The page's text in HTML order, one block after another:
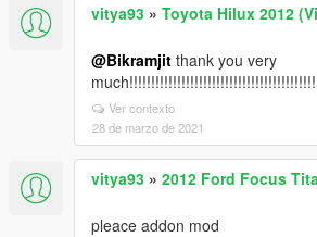
vitya93 » Toyota Hilux 2012
@Bikramjit thank you very
Ver contexto
28 de marzo de 2021
vitya93 » 2012 Ford Focus
pleace addon mod